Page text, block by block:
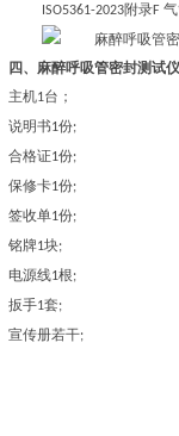
ISO5361-2023附录F
四、 麻醉呼吸管密封测试仪
主机1台；
说明书1份;
合格证1份;
保修卡1份;
签收单1份;
铭牌1块;
电源线1根;
扳手1套;
宣传册若干;